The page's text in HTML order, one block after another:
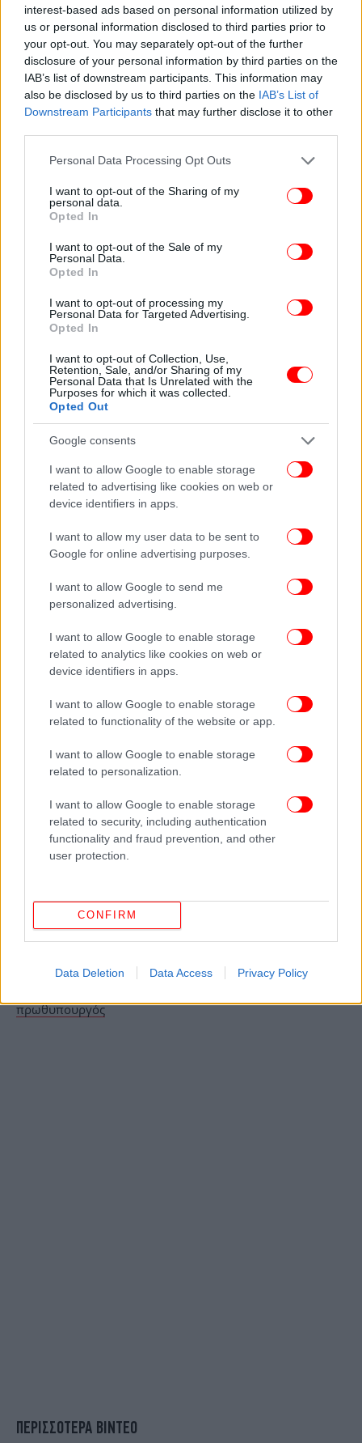
interest-based ads based on personal information utilized by
us or personal information disclosed to third parties prior to
your opt-out. You may separately opt-out of the further
disclosure of your personal information by third parties on the
IAB’s list of downstream participants. This information may
also be disclosed by us to third parties on the IAB’s List of
Downstream Participants that may further disclose it to other
Please note that this website/app uses one or more Google
not limited to your visit or usage behaviour. You may click to
grant or deny consent to Google and its third-party tags to
use your data for below specified purposes in below Google
consent section.
Personal Data Processing Opt Outs
I want to opt-out of the Sharing of my
personal data.
Opted In
I want to opt-out of the Sale of my
Personal Data.
Opted In
I want to opt-out of processing my
Personal Data for Targeted Advertising.
Opted In
I want to opt-out of Collection, Use,
Retention, Sale, and/or Sharing of my
Personal Data that Is Unrelated with the
Purposes for which it was collected.
Opted Out
Google consents
I want to allow Google to enable storage
related to advertising like cookies on web or
device identifiers in apps.
I want to allow my user data to be sent to
Google for online advertising purposes.
I want to allow Google to send me
personalized advertising.
I want to allow Google to enable storage
related to analytics like cookies on web or
device identifiers in apps.
I want to allow Google to enable storage
related to functionality of the website or app.
I want to allow Google to enable storage
related to personalization.
I want to allow Google to enable storage
related to security, including authentication
functionality and fraud prevention, and other
user protection.
CONFIRM
Data Deletion Data Access Privacy Policy
Οι δύο γονείς συνελήφθησαν και σε βάρος τους
σχηματίστηκε δικογραφία για έκθεση ανηλίκων σε
κίνδυνο.
Ωστόσο, αφέθηκαν ελεύθεροι μετά την επιβολή
ποινής φυλάκισης16 μηνών με αναστολή.
ΟΛΕΣ ΟΙ ΕΙΔΗΣΕΙΣ
Σι Τζινπίνγκ σε Τραμπ: «Κίνδυνος σύγκρουσης» αν
«Δεν κοιτάω ποτέ το κινητό του»: Η Μπριζίτ διαψεύδει
ότι χαστούκισε τον Μακρόν γιατί έστελνε μηνύματα σε
Αρχίζει αύριο το Συνέδριο της ΝΔ -Στόχος η
πρωθυπουργός
ΠΕΡΙΣΣΟΤΕΡΑ ΒΙΝΤΕΟ